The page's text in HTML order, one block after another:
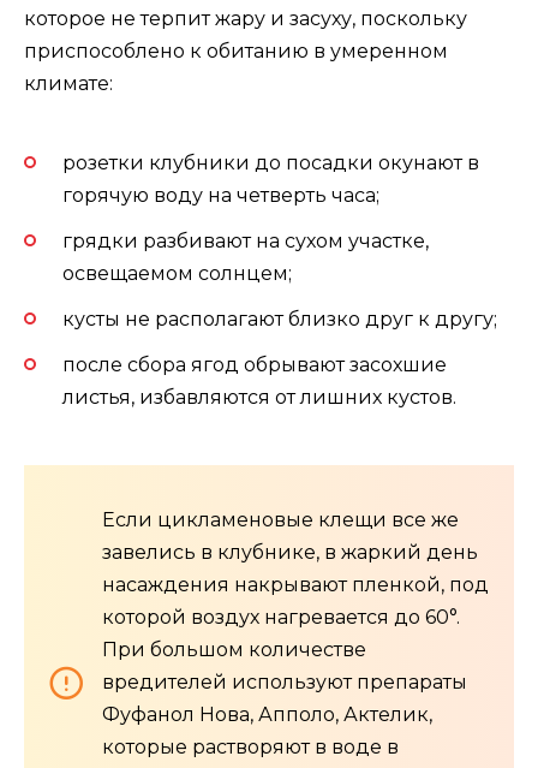
которое не терпит жару и засуху, поскольку
приспособлено к обитанию в умеренном
климате:
розетки клубники до посадки окунают в
горячую воду на четверть часа;
грядки разбивают на сухом участке,
освещаемом солнцем;
кусты не располагают близко друг к другу;
после сбора ягод обрывают засохшие
листья, избавляются от лишних кустов.
Если цикламеновые клещи все же
завелись в клубнике, в жаркий день
насаждения накрывают пленкой, под
которой воздух нагревается до 60°.
При большом количестве
вредителей используют препараты
Фуфанол Нова, Апполо, Актелик,
которые растворяют в воде в